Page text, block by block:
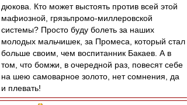
дюкова. Кто может выстоять против всей этой
мафиозной, грязьпромо-миллеровской
системы? Просто буду болеть за наших
молодых мальчишек, за Промеса, который стал
больше своим, чем воспитанник Бакаев. А в
том, что бомжи, в очередной раз, повесят себе
на шею самоварное золото, нет сомнения, да
и плевать!